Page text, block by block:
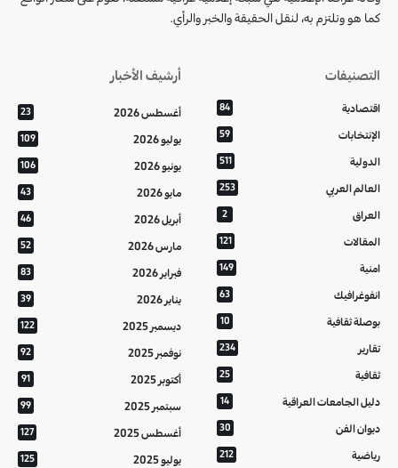
كما هو وتلتزم به، لنقل الحقيقة والخبر والرأي.
التصنيفات
اقتصادية 84
الإنتخابات 59
الدولية 511
العالم العربي 253
العراق 2
المقالات 121
امنية 149
انفوغرافيك 63
بوصلة ثقافية 10
تقارير 234
ثقافية 25
دليل الجامعات العراقية 14
ديوان الفن 30
رياضية 212
أرشيف الأخبار
أغسطس 2026 23
يوليو 2026 109
يونيو 2026 106
مايو 2026 43
أبريل 2026 46
مارس 2026 52
فبراير 2026 83
يناير 2026 39
ديسمبر 2025 122
نوفمبر 2025 92
أكتوبر 2025 91
سبتمبر 2025 99
أغسطس 2025 127
يوليو 2025 125